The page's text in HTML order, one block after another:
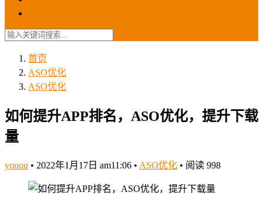
首页
ASO优化
ASO优化
如何提升APP排名，ASO优化，提升下载
量
youou • 2022年1月17日 am11:06 • ASO优化 • 阅读 998